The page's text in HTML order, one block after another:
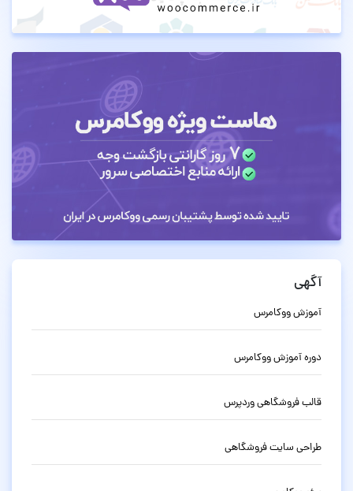
آگهی
آموزش ووکامرس
دوره آموزش ووکامرس
قالب فروشگاهی وردپرس
طراحی سایت فروشگاهی